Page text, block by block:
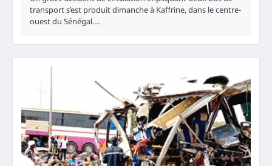
transport s’est produit dimanche à Kaffrine, dans le centre-
ouest du Sénégal.…